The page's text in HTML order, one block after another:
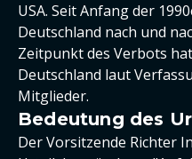
USA. Seit Anfang der
Deutschland nach und
Zeitpunkt des Verbots
Deutschland laut
Mitglieder.
Bedeutung des
Der Vorsitzende Richter